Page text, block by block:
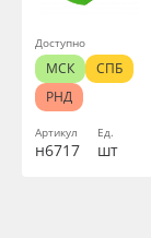
Артикул
н6717
Ед.
шт
Доступно
МСК
СПБ
РНД